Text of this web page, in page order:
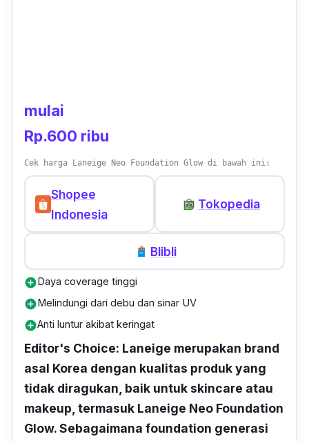
mulai
Rp.600 ribu
Cek harga Laneige Neo Foundation Glow di bawah ini:
Shopee
Indonesia
Tokopedia
Blibli
add_circleDaya coverage tinggi
add_circleMelindungi dari debu dan sinar UV
add_circleAnti luntur akibat keringat
Editor's Choice: Laneige merupakan brand
asal Korea dengan kualitas produk yang
tidak diragukan, baik untuk skincare atau
makeup, termasuk Laneige Neo Foundation
Glow. Sebagaimana foundation generasi